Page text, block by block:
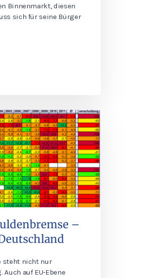
Binnenmarkt, diesen
sich für seine Bürger
–
steht nicht nur
auf EU-Ebene